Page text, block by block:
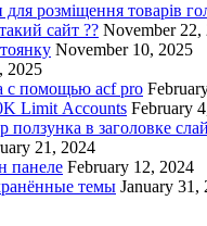
розміщення товарів
сайт ?? November 22,
November 10, 2025
2025
с помощью acf pro
Limit Accounts February
ползунка в заголовке
21, 2024
панеле February 12, 2024
темы January 31,